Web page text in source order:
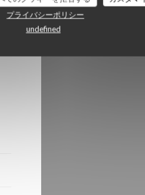
プライバシーポリシー
undefined